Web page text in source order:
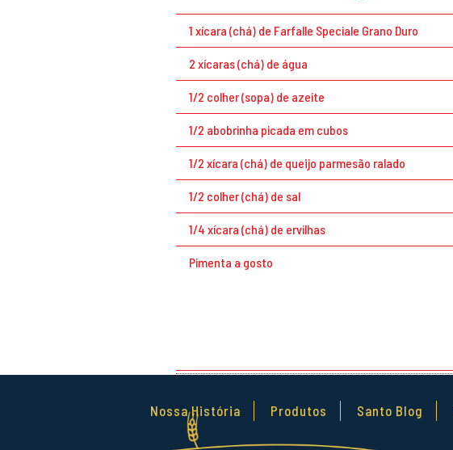
1 xícara (chá) de Farfalle Speciale Grano Duro
2 xícaras (chá) de água
1/2 colher (sopa) de azeite
1/2 abobrinha picada em cubos
1/2 xícara (chá) de queijo parmesão ralado
1/2 colher (chá) de sal
1/4 xícara (chá) de ervilhas
Pimenta a gosto
Nossa História Produtos Santo Blog